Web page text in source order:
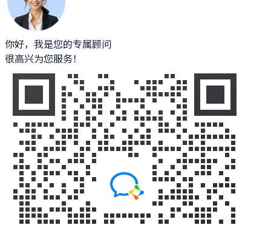
你好，我是您的专属顾问
很高兴为您服务！